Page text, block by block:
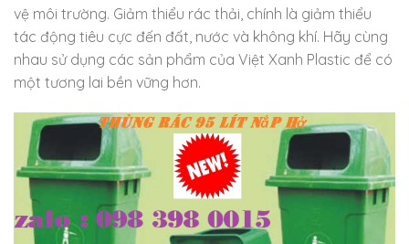
vệ môi trường. Giảm thiểu rác thải, chính là giảm thiểu
tác động tiêu cực đến đất, nước và không khí. Hãy cùng
nhau sử dụng các sản phẩm của Việt Xanh Plastic để có
một tương lai bền vững hơn.